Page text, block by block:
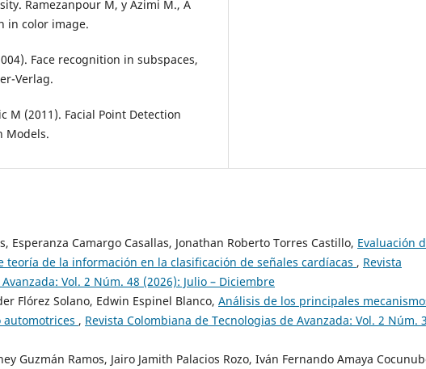
Ramezanpour M, y Azimi M., A
in color image.
Face recognition in subspaces,
Verlag.
M (2011). Facial Point Detection
Models.
Esperanza Camargo Casallas, Jonathan Roberto Torres Castillo, Evaluación
teoría de la información en la clasificación de señales cardíacas , Revista
Vol. 2 Núm. 48 (2026): Julio – Diciembre
Flórez Solano, Edwin Espinel Blanco, Análisis de los principales
, Revista Colombiana de Tecnologias de Avanzada: Vol. 2 Núm.
Guzmán Ramos, Jairo Jamith Palacios Rozo, Iván Fernando Amaya